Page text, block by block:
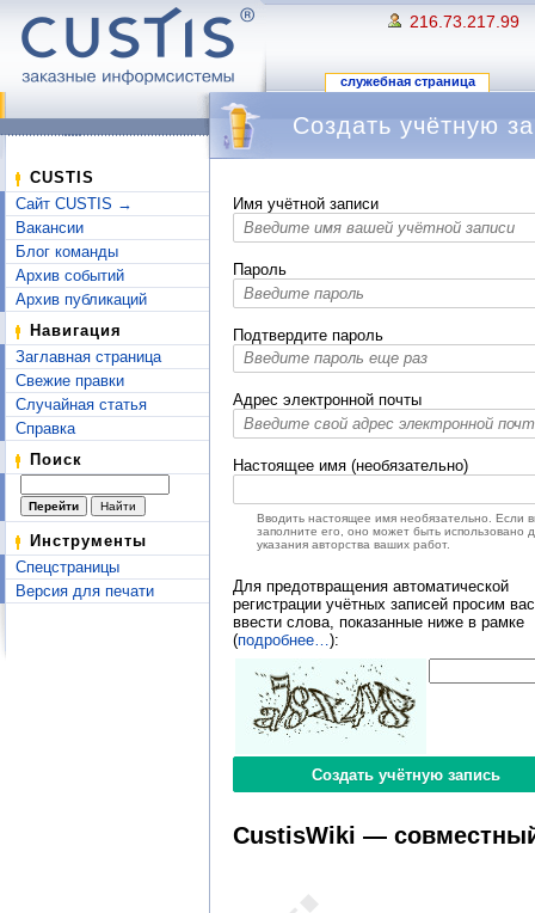
216.73.217.99
служебная страница
CUSTIS
Сайт CUSTIS →
Вакансии
Блог команды
Архив событий
Архив публикаций
Навигация
Заглавная страница
Свежие правки
Случайная статья
Справка
Поиск
Инструменты
Спецстраницы
Версия для печати
Создать учётную
Имя учётной записи
Пароль
Подтвердите пароль
Адрес электронной почты
Настоящее имя (необязательно)
Вводить настоящее имя необязательно. Если
заполните его, оно может быть использовано
указания авторства ваших работ.
Для предотвращения автоматической
регистрации учётных записей просим вас
ввести слова, показанные ниже в рамке
(подробнее… ):
CustisWiki —